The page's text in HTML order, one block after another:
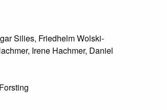
Silies, Friedhelm Wolski-
Irene Hachmer, Daniel